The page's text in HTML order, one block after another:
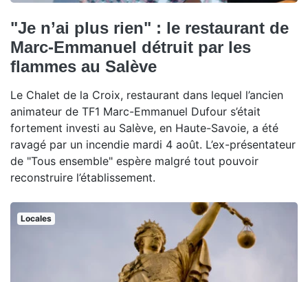
"Je n’ai plus rien" : le restaurant de
Marc-Emmanuel détruit par les
flammes au Salève
Le Chalet de la Croix, restaurant dans lequel l’ancien
animateur de TF1 Marc-Emmanuel Dufour s’était
fortement investi au Salève, en Haute-Savoie, a été
ravagé par un incendie mardi 4 août. L’ex-présentateur
de "Tous ensemble" espère malgré tout pouvoir
reconstruire l’établissement.
Locales